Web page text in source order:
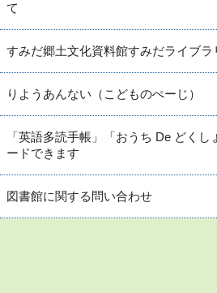
て
すみだ郷土文化資料館すみだライブラ
りようあんない（こどものぺーじ）
「英語多読手帳」「おうち De どく
ードできます
図書館に関する問い合わせ